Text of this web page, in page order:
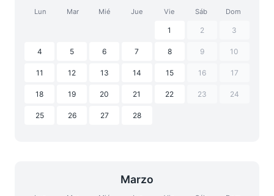
Lun Mar Mié Jue Vie Sáb Dom
1 2 3
4 5 6 7 8 9 10
11 12 13 14 15 16 17
18 19 20 21 22 23 24
25 26 27 28
Marzo